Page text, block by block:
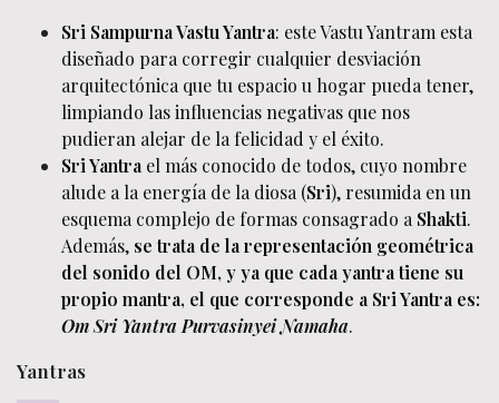
Sri Sampurna Vastu Yantra: este Vastu Yantram esta
diseñado para corregir cualquier desviación
arquitectónica que tu espacio u hogar pueda tener,
limpiando las influencias negativas que nos
pudieran alejar de la felicidad y el éxito.
Sri Yantra el más conocido de todos, cuyo nombre
alude a la energía de la diosa (Sri), resumida en un
esquema complejo de formas consagrado a Shakti.
Además, se trata de la representación geométrica
del sonido del OM, y ya que cada yantra tiene su
propio mantra, el que corresponde a Sri Yantra es:
Om Sri Yantra Purvasinyei Namaha.
Yantras